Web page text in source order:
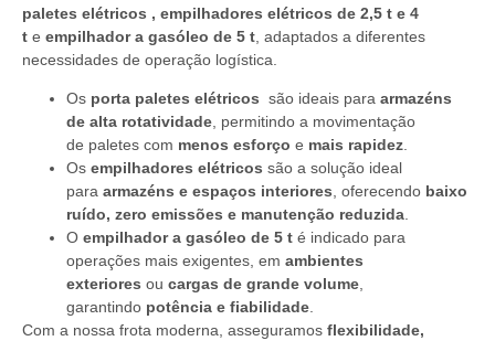
paletes elétricos , empilhadores elétricos de 2,5 t e 4
t e empilhador a gasóleo de 5 t , adaptados a diferentes
necessidades de operação logística.
Os porta paletes elétricos são ideais para armazéns
de alta rotatividade, permitindo a movimentação
de paletes com menos esforço e mais rapidez.
Os empilhadores elétricos são a solução ideal
para armazéns e espaços interiores, oferecendo baixo
ruído, zero emissões e manutenção reduzida.
O empilhador a gasóleo de 5 t é indicado para
operações mais exigentes, em ambientes
exteriores ou cargas de grande volume,
garantindo potência e fiabilidade.
Com a nossa frota moderna, asseguramos flexibilidade,